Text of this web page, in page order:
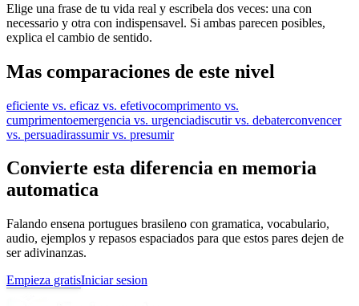
Elige una frase de tu vida real y escribela dos veces: una con
necessario y otra con indispensavel. Si ambas parecen posibles,
explica el cambio de sentido.
Mas comparaciones de este nivel
eficiente vs. eficaz vs. efetivocomprimento vs.
cumprimentoemergencia vs. urgenciadiscutir vs. debaterconvencer
vs. persuadirassumir vs. presumir
Convierte esta diferencia en memoria
automatica
Falando ensena portugues brasileno con gramatica, vocabulario,
audio, ejemplos y repasos espaciados para que estos pares dejen de
ser adivinanzas.
Empieza gratisIniciar sesion